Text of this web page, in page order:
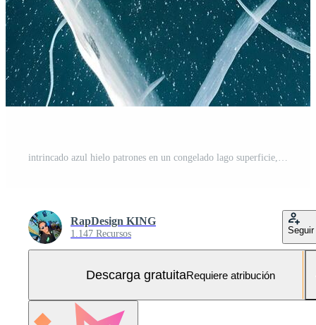
intrincado azul hielo patrones en un congelado lago superficie, revelador un fascinante textura de geométrico grietas y atrapado aire burbujas debajo el claro invierno ligero Foto Gratis
RapDesign KING
1.147 Recursos Seguir
Descarga gratuitaRequiere atribución